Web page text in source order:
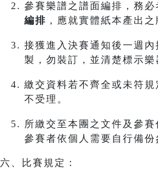
參賽樂譜之譜面編排，務
編排 ，應就實體紙本產出
接獲進入決賽通知後一週
製，勿裝訂，並清楚標示樂
繳交資料若不齊全或未符
不受理。
所繳交至本團之文件及參
參賽者依個人需要自行備份
六、比賽規定：